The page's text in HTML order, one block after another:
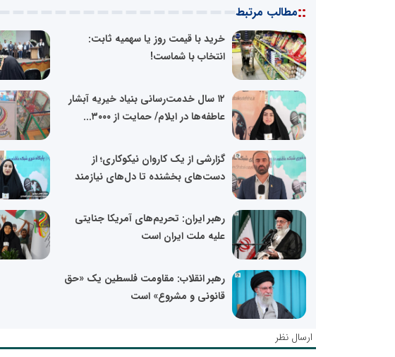
::مطالب مرتبط
خرید با قیمت روز یا سهمیه ثابت:
انتخاب با شماست!
۱۲ سال خدمت‌رسانی بنیاد خیریه آبشار
عاطفه‌ها در ایلام/ حمایت از ۳۰۰۰...
گزارشی از یک کاروان نیکوکاری؛ از
دست‌های بخشنده تا دل‌های نیازمند
رهبر ایران: تحریم‌های آمریکا جنایتی
علیه ملت ایران است
رهبر انقلاب: مقاومت فلسطین یک «حق
قانونی و مشروع» است
ارسال نظر